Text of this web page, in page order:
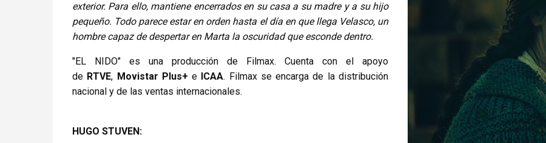
exterior. Para ello, mantiene encerrados en su casa a su madre y a su hijo
pequeño. Todo parece estar en orden hasta el día en que llega Velasco, un
hombre capaz de despertar en Marta la oscuridad que esconde dentro.
"EL NIDO" es una producción de Filmax. Cuenta con el apoyo
de RTVE, Movistar Plus+ e ICAA. Filmax se encarga de la distribución
nacional y de las ventas internacionales.
HUGO STUVEN: